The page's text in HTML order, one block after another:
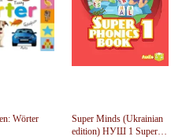
Wörter
Super Minds (Ukrainian
edition) НУШ 1 Super